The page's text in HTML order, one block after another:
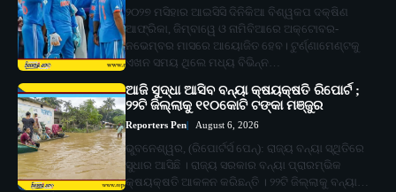
୨୦୨୭ ମସିହାର ଆଇସିସି ଦିନିକିଆ ବିଶ୍ୱକପ ଦକ୍ଷିଣ
ଆଫ୍ରିକା, ଜିମ୍ବାୱେ ଓ ନାମିବିଆରେ ଅକ୍ଟୋବର-
ନଭେମ୍ବର ମାସରେ ଆୟୋଜିତ ହେବ। ଟୁର୍ଣ୍ଣାମେଣ୍ଟକୁ
ଏଖନ ସମୟ ଥିଲେ ମଧ୍ୟ ବିଭିନ୍ନ…
ଆଜି ସୁଦ୍ଧା ଆସିବ ବନ୍ୟା କ୍ଷୟକ୍ଷତି ରିପୋର୍ଟ ;
୨୨ଟି ଜିଲ୍ଲାକୁ ୧୧୦କୋଟି ଟଙ୍କା ମଞ୍ଜୁର
Reporters Pen August 6, 2026
ଭୁବନେଶ୍ୱର, (ରିପୋର୍ଟର୍ସ ପେନ୍‌): ରାଜ୍ୟ ବନ୍ୟା ସ୍ଥିତିରେ
ସୁଧାର ଆସିଛି । ରାଜ୍ୟ ସରକାର ବନ୍ୟା ପ୍ରାରମ୍ଭିକ
କ୍ଷୟକ୍ଷତି ଆକଳନ କରିଛନ୍ତି । ୨୨ଟି ଜିଲ୍ଲାକୁ ବନ୍ୟା…